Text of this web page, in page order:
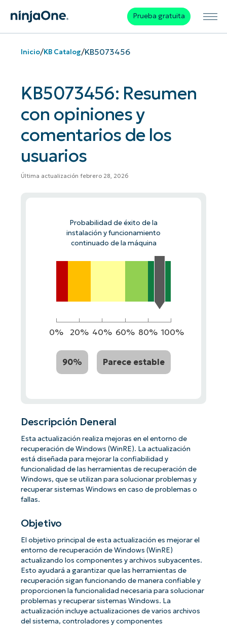
Prueba gratuita
Inicio/KB Catalog/KB5073456
KB5073456: Resumen
con opiniones y
comentarios de los
usuarios
Última actualización febrero 28, 2026
Probabilidad de éxito de la
instalación y funcionamiento
continuado de la máquina
0% 20% 40% 60% 80% 100%
90% Parece estable
Descripción Deneral
Esta actualización realiza mejoras en el entorno de
recuperación de Windows (WinRE). La actualización
está diseñada para mejorar la confiabilidad y
funcionalidad de las herramientas de recuperación de
Windows, que se utilizan para solucionar problemas y
recuperar sistemas Windows en caso de problemas o
fallas.
Objetivo
El objetivo principal de esta actualización es mejorar el
entorno de recuperación de Windows (WinRE)
actualizando los componentes y archivos subyacentes.
Esto ayudará a garantizar que las herramientas de
recuperación sigan funcionando de manera confiable y
proporcionen la funcionalidad necesaria para solucionar
problemas y recuperar sistemas Windows. La
actualización incluye actualizaciones de varios archivos
del sistema, controladores y componentes